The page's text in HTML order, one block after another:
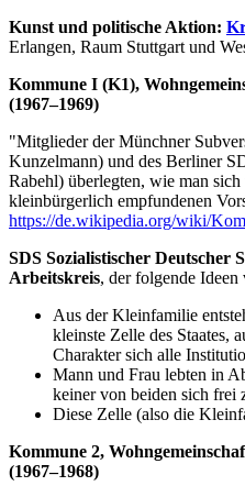
Kunst und politische Aktion:
Erlangen, Raum Stuttgart und
Kommune I (K1),
(1967–1969)
"Mitglieder der Münchner
Kunzelmann) und des Berliner
Rabehl) überlegten, wie man
kleinbürgerlich empfundenen
https://de.wikipedia.org/wiki/
SDS Sozialistischer Deutscher
Arbeitskreis, der folgende Ideen
Aus der Kleinfamilie
kleinste Zelle des Staates,
Charakter sich alle
Mann und Frau lebten in
keiner von beiden sich frei
Diese Zelle (also die
Kommune 2,
(1967–1968)